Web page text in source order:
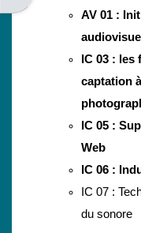
AV 01 :
IC 03 :
captation
IC 05 :
Web
IC 06 :
IC 07 :
du sonore